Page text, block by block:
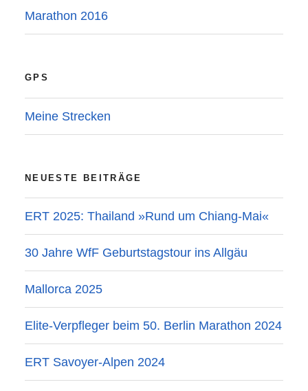
Marathon 2016
GPS
Meine Strecken
NEUESTE BEITRÄGE
ERT 2025: Thailand »Rund um Chiang-Mai«
30 Jahre WfF Geburtstagstour ins Allgäu
Mallorca 2025
Elite-Verpfleger beim 50. Berlin Marathon 2024
ERT Savoyer-Alpen 2024